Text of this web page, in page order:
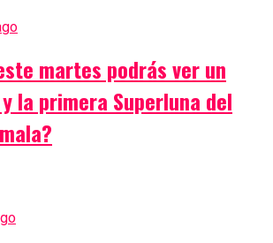
martes podrás ver un
la primera Superluna del